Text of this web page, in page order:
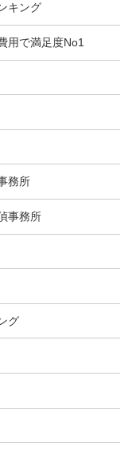
キング
用で満足度No1
務所
事務所
グ